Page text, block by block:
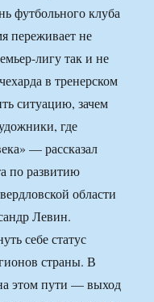
футбольного клуба
переживает не
лигу так и не
в тренерском
ситуацию, зачем
где
— рассказал
по развитию
области
Левин.
себе статус
страны. В
этом пути — выход